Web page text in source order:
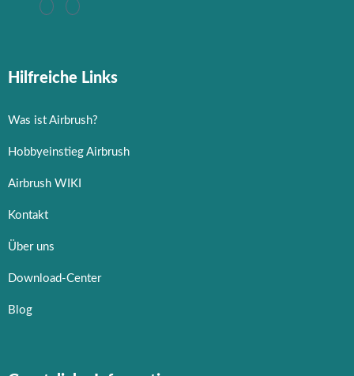
Hilfreiche Links
Was ist Airbrush?
Hobbyeinstieg Airbrush
Airbrush WIKI
Kontakt
Über uns
Download-Center
Blog